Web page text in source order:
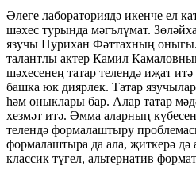
Әлеге лабораториядә икенче ел
шәхес турында мәгълүмат.
язучы Нурихан Фәттахның оныгы.
талантлы актер Камил
шәхесенең татар телендә иҗат
башка юк диярлек. Татар
һәм оныклары бар. Алар татар
хезмәт итә. Әмма аларның
телендә формалаштыру
формалаштыра да ала, җиткерә дә
классик түгел, альтернатив